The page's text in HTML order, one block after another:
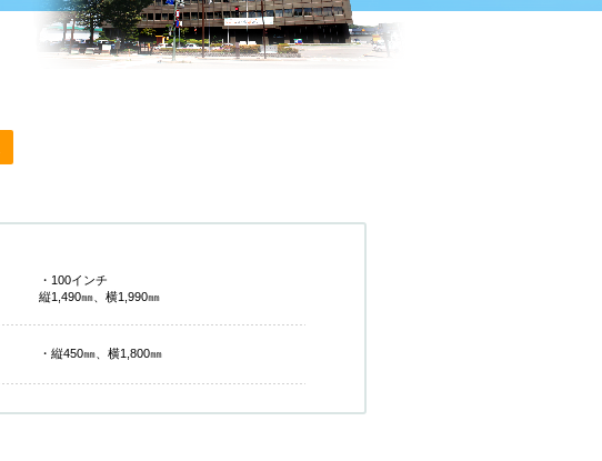
・100インチ
縦1,490㎜、横1,990㎜
・縦450㎜、横1,800㎜